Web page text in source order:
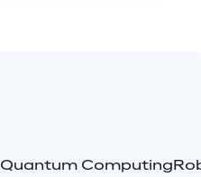
Quantum Computing